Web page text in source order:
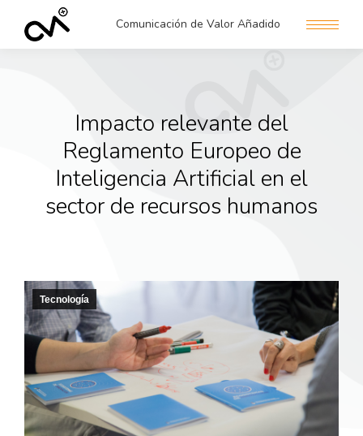
Comunicación de Valor Añadido
Impacto relevante del
Reglamento Europeo de
Inteligencia Artificial en el
sector de recursos humanos
Tecnología